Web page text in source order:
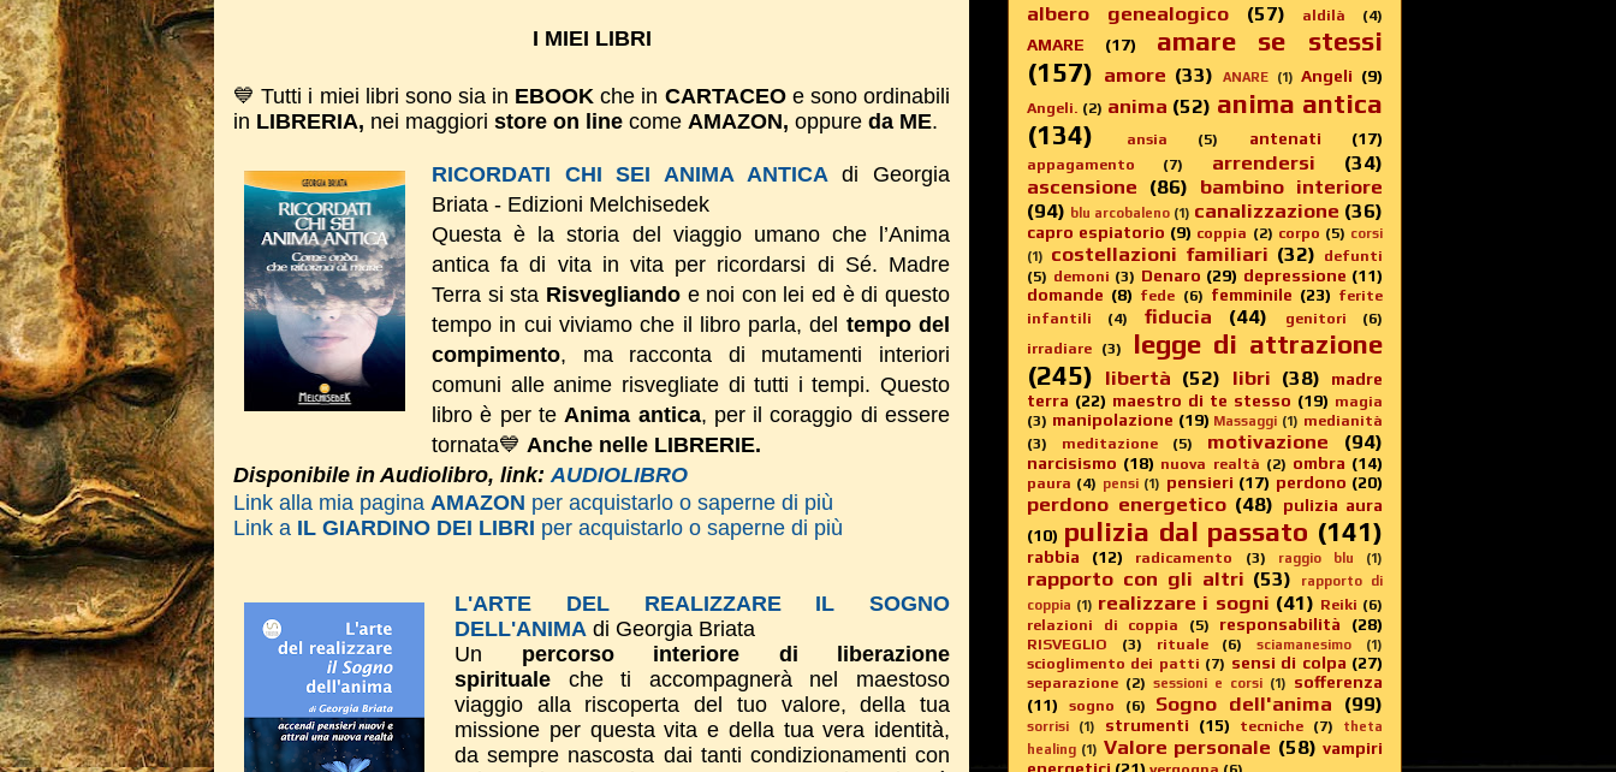
I MIEI LIBRI
💙 Tutti i miei libri sono sia in EBOOKche in CARTACEO e sono ordinabili
in LIBRERIA, nei maggiori store on line come AMAZON, oppure da ME.
RICORDATI CHI SEI ANIMA ANTICA di Georgia
Briata - Edizioni Melchisedek
Questa è la storia del viaggio umano che l’Anima
antica fa di vita in vita per ricordarsi di Sé. Madre
Terra si sta Risvegliando e noi con lei ed è di questo
tempo in cui viviamo che il libro parla, del tempo del
compimento, ma racconta di mutamenti interiori
comuni alle anime risvegliate di tutti i tempi. Questo
libro è per teAnima antica, per il coraggio di essere
tornata💙 Anche nelle LIBRERIE.
Disponibile in Audiolibro, link:AUDIOLIBRO
Link alla mia pagina AMAZON per acquistarlo o saperne di più
Link a IL GIARDINO DEI LIBRI per acquistarlo o saperne di più
L'ARTE DEL REALIZZARE IL SOGNO
DELL'ANIMA di Georgia Briata
Un percorso interiore di liberazione
spirituale che ti accompagnerà nel maestoso
viaggio alla riscoperta del tuo valore, della tua
missione per questa vita e della tua vera identità,
da sempre nascosta dai tanti condizionamenti con
albero genealogico
(57) aldilà (4)
AMARE (17)
amare se stessi
(157) amore (33) ANARE (1) Angeli (9)
Angeli. (2) anima (52) anima antica
(134)
ansia (5) antenati (17)
appagamento (7) arrendersi
(34)
ascensione (86) bambino interiore
(94) blu arcobaleno (1) canalizzazione (36)
capro espiatorio (9) coppia (2) corpo (5) corsi
(1)
costellazioni familiari (32) defunti
(5) demoni (3) Denaro (29) depressione (11)
domande (8) fede (6) femminile (23) ferite
infantili
(4) fiducia (44) genitori
(6)
irradiare (3)
legge di attrazione
(245) libertà (52) libri (38)
madre
terra (22) maestro di te stesso (19) magia
(3) manipolazione (19) Massaggi (1) medianità
(3)
meditazione (5) motivazione (94)
narcisismo (18) nuova realtà (2) ombra (14)
paura (4) pensi (1) pensieri (17) perdono (20)
perdono energetico (48)
pulizia aura
(10) pulizia dal passato (141)
rabbia (12) radicamento (3) raggio blu (1)
rapporto con gli altri (53)
rapporto di
coppia (1) realizzare i sogni (41) Reiki (6)
relazioni di coppia
(5) responsabilità (28)
RISVEGLIO (3) rituale (6) sciamanesimo (1)
scioglimento dei patti (7) sensi di colpa (27)
separazione (2) sessioni e corsi (1)
sofferenza
(11)
sogno (6) Sogno dell'anima (99)
sorrisi (1) strumenti (15) tecniche (7)
theta
healing (1) Valore personale (58) vampiri